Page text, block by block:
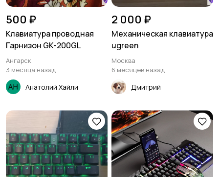
500 ₽
Клавиатура проводная
Гарнизон GK-200GL
Ангарск
3 месяца назад
Анатолий Хайли
2 000 ₽
Механическая клавиатура
ugreen
Москва
6 месяцев назад
Дмитрий